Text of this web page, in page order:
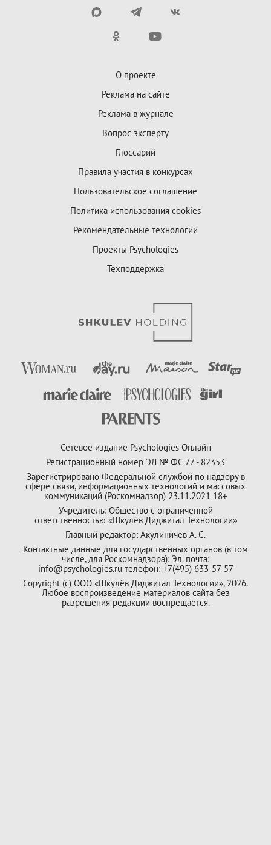
О проекте
Реклама на сайте
Реклама в журнале
Вопрос эксперту
Глоссарий
Правила участия в конкурсах
Пользовательское соглашение
Политика использования cookies
Рекомендательные технологии
Проекты Psychologies
Техподдержка
Сетевое издание Psychologies Онлайн
Регистрационный номер ЭЛ № ФС 77 - 82353
Зарегистрировано Федеральной службой по надзору в
сфере связи, информационных технологий и массовых
коммуникаций (Роскомнадзор) 23.11.2021 18+
Учредитель: Общество с ограниченной
ответственностью «Шкулёв Диджитал Технологии»
Главный редактор: Акулиничев А. С.
Контактные данные для государственных органов (в том
числе, для Роскомнадзора): Эл. почта:
info@psychologies.ru телефон: +7(495) 633-57-57
Copyright (с) ООО «Шкулёв Диджитал Технологии», 2026.
Любое воспроизведение материалов сайта без
разрешения редакции воспрещается.